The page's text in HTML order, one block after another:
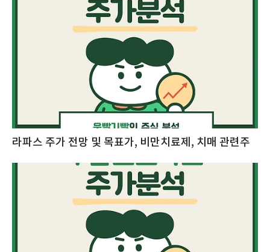
라파스 주가 전망 및 목표가, 비만치료제, 치매 관련주